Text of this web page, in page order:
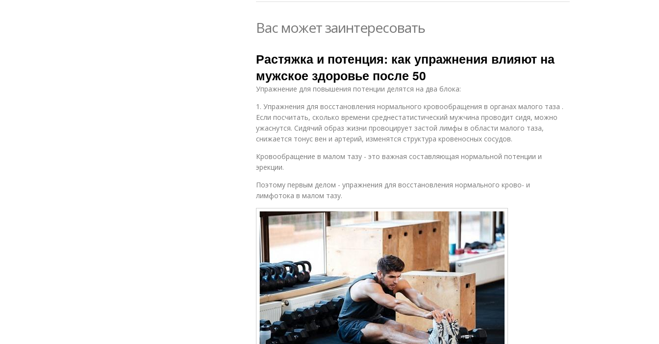
Вас может заинтересовать
Растяжка и потенция: как упражнения влияют на
мужское здоровье после 50
Упражнение для повышения потенции делятся на два блока:
1. Упражнения для восстановления нормального кровообращения в органах малого таза .
Если посчитать, сколько времени среднестатистический мужчина проводит сидя, можно
ужаснутся. Сидячий образ жизни провоцирует застой лимфы в области малого таза,
снижается тонус вен и артерий, изменятся структура кровеносных сосудов.
Кровообращение в малом тазу - это важная составляющая нормальной потенции и
эрекции.
Поэтому первым делом - упражнения для восстановления нормального крово- и
лимфотока в малом тазу.